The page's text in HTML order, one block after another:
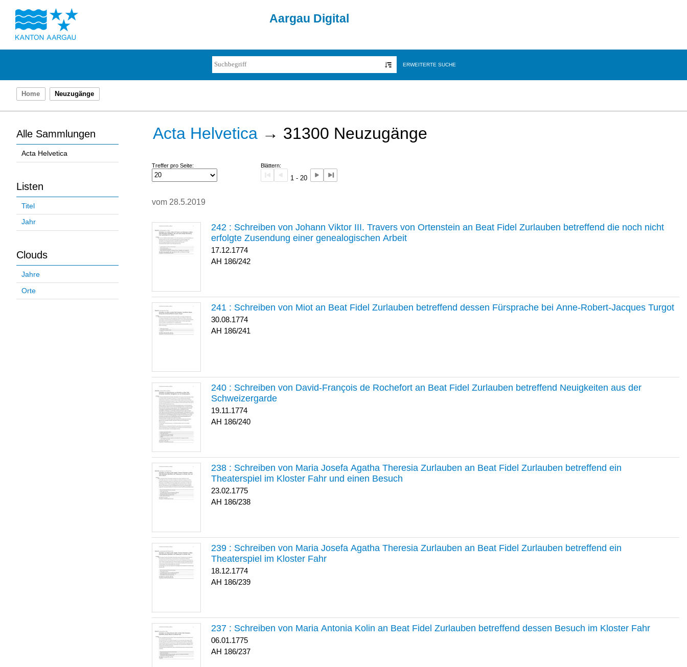
Aargau Digital
ERWEITERTE SUCHE
Home Neuzugänge
Alle Sammlungen
Acta Helvetica
Listen
Titel
Jahr
Clouds
Jahre
Orte
Acta Helvetica → 31300 Neuzugänge
Treffer pro Seite: Blättern:
1 - 20
vom 28.5.2019
242 : Schreiben von Johann Viktor III. Travers von Ortenstein an Beat Fidel Zurlauben betreffend die noch nicht
erfolgte Zusendung einer genealogischen Arbeit
17.12.1774
186/242
241 : Schreiben von Miot an Beat Fidel Zurlauben betreffend dessen Fürsprache bei Anne-Robert-Jacques Turgot
30.08.1774
186/241
240 : Schreiben von David-François de Rochefort an Beat Fidel Zurlauben betreffend Neuigkeiten aus der
Schweizergarde
19.11.1774
186/240
238 : Schreiben von Maria Josefa Agatha Theresia Zurlauben an Beat Fidel Zurlauben betreffend ein
Theaterspiel im Kloster Fahr und einen Besuch
23.02.1775
186/238
239 : Schreiben von Maria Josefa Agatha Theresia Zurlauben an Beat Fidel Zurlauben betreffend ein
Theaterspiel im Kloster Fahr
18.12.1774
186/239
237 : Schreiben von Maria Antonia Kolin an Beat Fidel Zurlauben betreffend dessen Besuch im Kloster Fahr
06.01.1775
186/237